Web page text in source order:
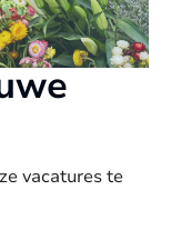
vacatures te